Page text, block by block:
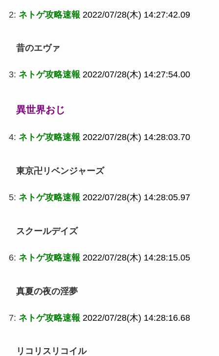
2: ネトゲ攻略速報 2022/07/28(木) 14:27:42.09
昔のエヴァ
3: ネトゲ攻略速報 2022/07/28(木) 14:27:54.00
異世界おじ
4: ネトゲ攻略速報 2022/07/28(木) 14:28:03.70
東京卍リベンジャーズ
5: ネトゲ攻略速報 2022/07/28(木) 14:28:05.97
スクールデイズ
6: ネトゲ攻略速報 2022/07/28(木) 14:28:15.05
真夏の夜の淫夢
7: ネトゲ攻略速報 2022/07/28(木) 14:28:16.68
リコリスリコイル